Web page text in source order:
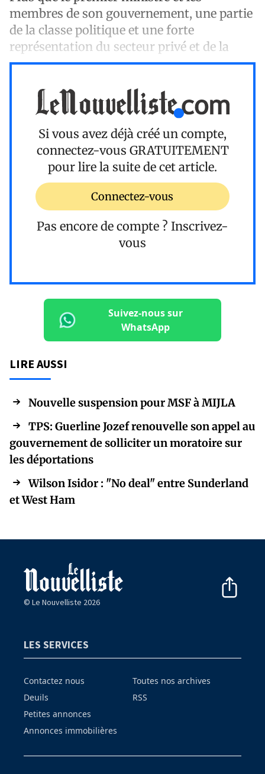
membres de son gouvernement, une partie
de la classe politique et une forte
représentation du secteur privé et de la
Si vous avez déjà créé un compte,
connectez-vous GRATUITEMENT
pour lire la suite de cet article.
Connectez-vous
Pas encore de compte ? Inscrivez-
vous
Suivez-nous sur
WhatsApp
LIRE AUSSI
Nouvelle suspension pour MSF à MIJLA
TPS: Guerline Jozef renouvelle son appel au
gouvernement de solliciter un moratoire sur
les déportations
Wilson Isidor : "No deal" entre Sunderland
et West Ham
© Le Nouvelliste 2026
LES SERVICES
Contactez nous
Deuils
Petites annonces
Annonces immobilières
Toutes nos archives
RSS